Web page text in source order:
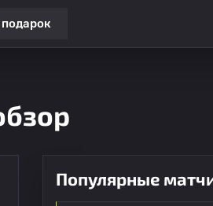
Популярные